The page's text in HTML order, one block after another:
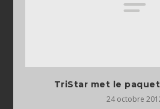
TriStar met le paquet
24 octobre